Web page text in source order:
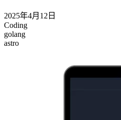
2025年4月12日
Coding
golang
astro